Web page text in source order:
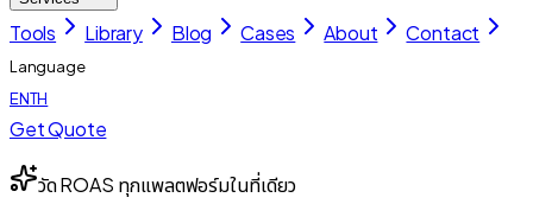
Tools Library Blog Cases About Contact
Language
ENTH
Get Quote
วัด ROAS ทุกแพลตฟอร์มในที่เดียว